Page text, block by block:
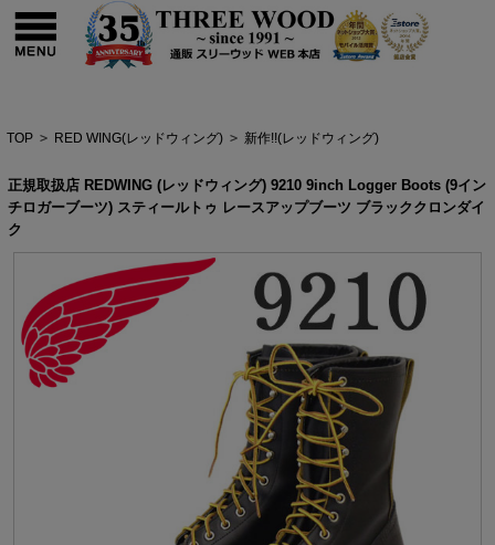
TOP > RED WING(レッドウィング) > 新作!!(レッドウィング)
正規取扱店 REDWING (レッドウィング) 9210 9inch Logger Boots (9イン
チロガーブーツ) スティールトゥ レースアップブーツ ブラッククロンダイ
ク